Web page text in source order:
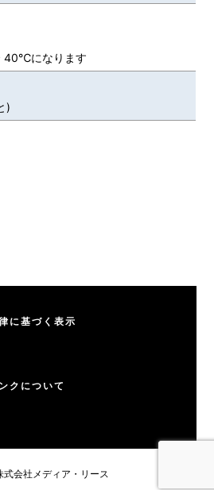
40℃になります
)
に基づく表示
クについて
会社メディア・リース